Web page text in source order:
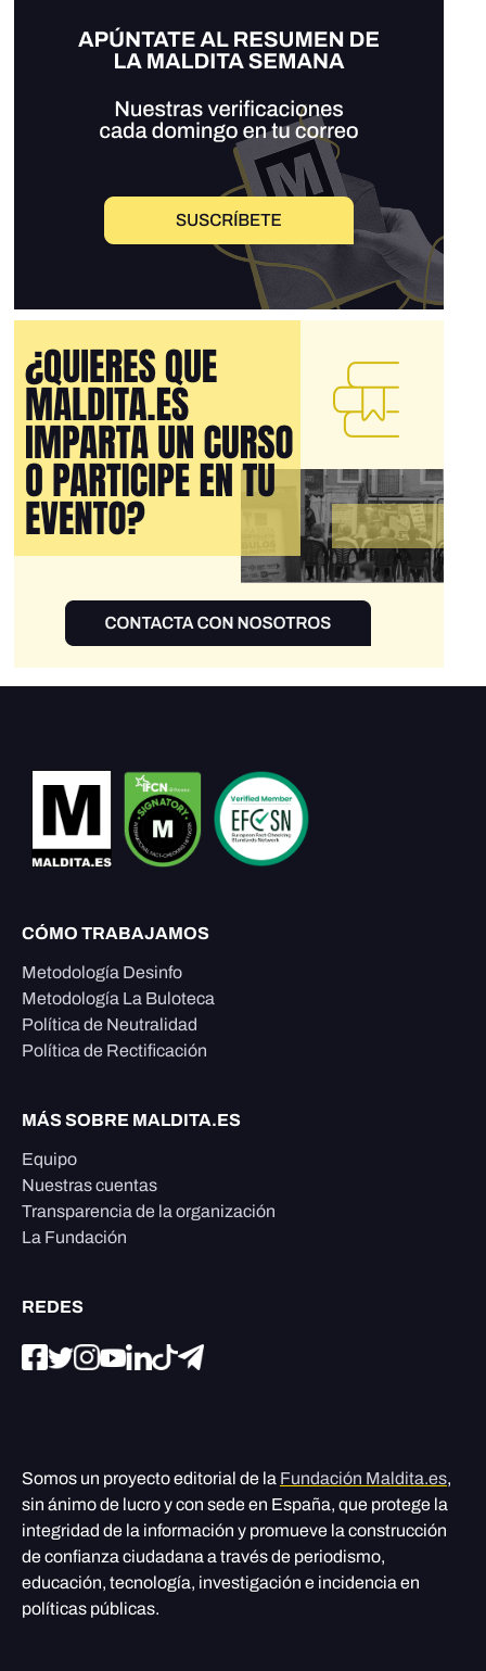
CÓMO TRABAJAMOS
Metodología Desinfo
Metodología La Buloteca
Política de Neutralidad
Política de Rectificación
MÁS SOBRE MALDITA.ES
Equipo
Nuestras cuentas
Transparencia de la organización
La Fundación
REDES
Somos un proyecto editorial de la Fundación Maldita.es,
sin ánimo de lucro y con sede en España, que protege la
integridad de la información y promueve la construcción
de confianza ciudadana a través de periodismo,
educación, tecnología, investigación e incidencia en
políticas públicas.